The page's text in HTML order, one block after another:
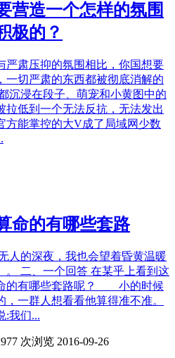
营造一个怎样的氛围
极的？
严肃压抑的氛围相比，你国想要
一切严肃的东西都被彻底消解的
沉浸在段子、萌宠和小黄图中的
拉低到一个无法反抗，无法发出
方能掌控的大V成了局域网少数
命的有哪些套路
人的深夜，我也会望着昏黄温暖
。 二、一个回答 在某乎上看到这
有哪些套路呢？ 小的时候
一群人想看看他算得准不准。
:我们...
次浏览 2016-09-26